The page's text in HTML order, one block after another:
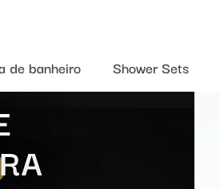
de banheiro Shower Sets